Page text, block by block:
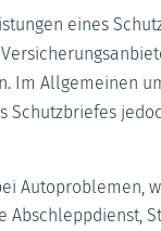
eines
Im Allgemeinen
Schutzbriefes
Autoproblemen,
Abschleppdienst,